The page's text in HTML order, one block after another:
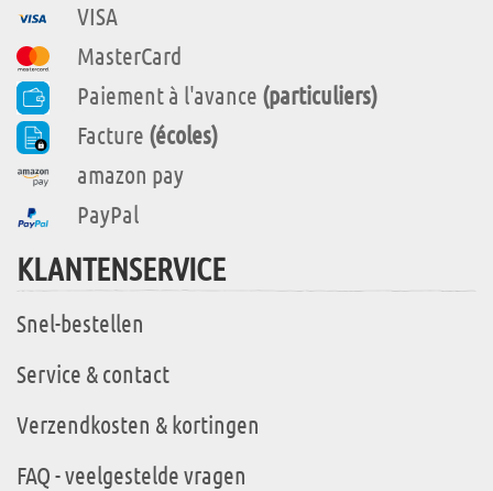
VISA
MasterCard
Paiement à l'avance (particuliers)
Facture (écoles)
amazon pay
PayPal
KLANTENSERVICE
Snel-bestellen
Service & contact
Verzendkosten & kortingen
FAQ - veelgestelde vragen